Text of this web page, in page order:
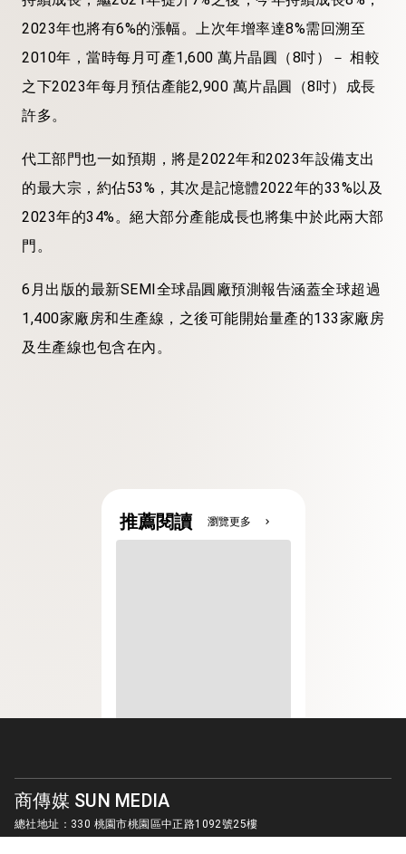
2023年也將有6%的漲幅。上次年增率達8%需回溯至
2010年，當時每月可產1,600 萬片晶圓（8吋）－ 相較
之下2023年每月預估產能2,900 萬片晶圓（8吋）成長
許多。
代工部門也一如預期，將是2022年和2023年設備支出
的最大宗，約佔53%，其次是記憶體2022年的33%以及
2023年的34%。絕大部分產能成長也將集中於此兩大部
門。
6月出版的最新SEMI全球晶圓廠預測報告涵蓋全球超過
1,400家廠房和生產線，之後可能開始量產的133家廠房
及生產線也包含在內。
推薦閱讀 瀏覽更多 chevron_right
商傳媒 SUN MEDIA
總社地址：330 桃園市桃園區中正路1092號25樓